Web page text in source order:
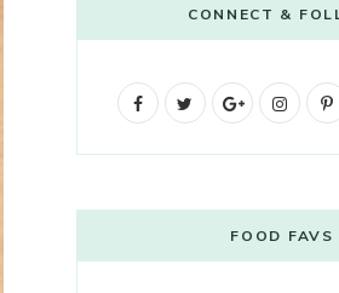
CONNECT &
F
b
t
G
g
l
I
t
a
P
FOOD FAVS